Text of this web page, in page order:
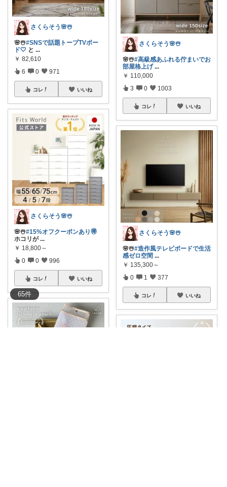
65件
さくらそう‪🌸☃️
🌸☃️#SNSで話題トープTVボー
ド🤍 と ...
￥ 82,610
6 0 971
コレ いいね
さくらそう‪🌸☃️
🌸☃️#15%オフクーポンあり🉐
ホコリが ...
￥ 18,800～
0 0 996
コレ いいね
さくらそう‪🌸☃️
🌸☃️#高級感あふれる佇まいでお
部屋格上げ ...
￥ 110,000
3 0 1003
コレ いいね
さくらそう‪🌸☃️
🌸☃️#造作風テレビボードで生活
感ゼロ空間 ...
￥ 135,300～
0 1 377
コレ いいね